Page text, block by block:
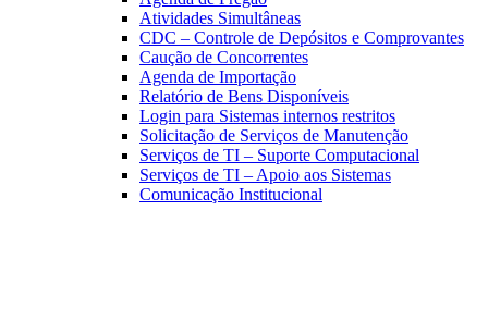
Atividades Simultâneas
CDC – Controle de Depósitos e Comprovantes
Caução de Concorrentes
Agenda de Importação
Relatório de Bens Disponíveis
Login para Sistemas internos restritos
Solicitação de Serviços de Manutenção
Serviços de TI – Suporte Computacional
Serviços de TI – Apoio aos Sistemas
Comunicação Institucional